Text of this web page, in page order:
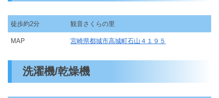
徒歩約2分 観音さくらの里
MAP 宮崎県都城市高城町石山４１９５
洗濯機/乾燥機